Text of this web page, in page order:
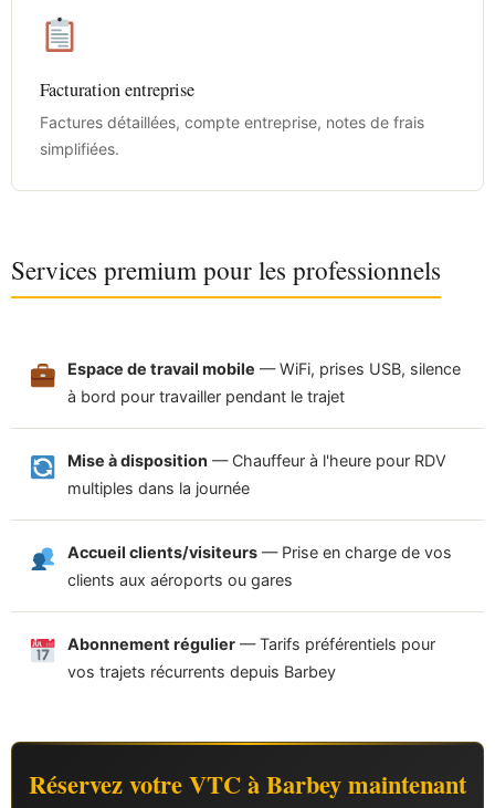
Facturation entreprise
Factures détaillées, compte entreprise, notes de frais
simplifiées.
Services premium pour les professionnels
Espace de travail mobile — WiFi, prises USB, silence
à bord pour travailler pendant le trajet
Mise à disposition — Chauffeur à l'heure pour RDV
multiples dans la journée
Accueil clients/visiteurs — Prise en charge de vos
clients aux aéroports ou gares
Abonnement régulier — Tarifs préférentiels pour
vos trajets récurrents depuis Barbey
Réservez votre VTC à Barbey maintenant